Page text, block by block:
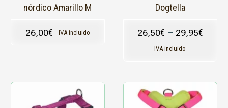
nórdico Amarillo M
26,00€ IVA incluido
Dogtella
26,50€ – 29,95€
IVA incluido
producto
Este
Este
producto